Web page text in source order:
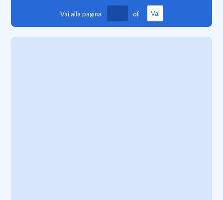
Vai alla pagina of Vai